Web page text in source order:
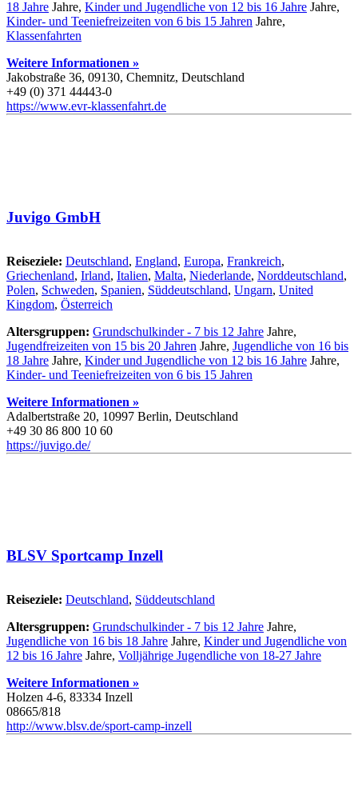
18 Jahre Jahre, Kinder und Jugendliche von 12 bis 16 Jahre Jahre,
Kinder- und Teeniefreizeiten von 6 bis 15 Jahren Jahre,
Klassenfahrten
Weitere Informationen »
Jakobstraße 36, 09130, Chemnitz, Deutschland
+49 (0) 371 44443-0
https://www.evr-klassenfahrt.de
Juvigo GmbH
Reiseziele: Deutschland, England, Europa, Frankreich,
Griechenland, Irland, Italien, Malta, Niederlande, Norddeutschland,
Polen, Schweden, Spanien, Süddeutschland, Ungarn, United
Kingdom, Österreich
Altersgruppen: Grundschulkinder - 7 bis 12 Jahre Jahre,
Jugendfreizeiten von 15 bis 20 Jahren Jahre, Jugendliche von 16 bis
18 Jahre Jahre, Kinder und Jugendliche von 12 bis 16 Jahre Jahre,
Kinder- und Teeniefreizeiten von 6 bis 15 Jahren
Weitere Informationen »
Adalbertstraße 20, 10997 Berlin, Deutschland
+49 30 86 800 10 60
https://juvigo.de/
BLSV Sportcamp Inzell
Reiseziele: Deutschland, Süddeutschland
Altersgruppen: Grundschulkinder - 7 bis 12 Jahre Jahre,
Jugendliche von 16 bis 18 Jahre Jahre, Kinder und Jugendliche von
12 bis 16 Jahre Jahre, Volljährige Jugendliche von 18-27 Jahre
Weitere Informationen »
Holzen 4-6, 83334 Inzell
08665/818
http://www.blsv.de/sport-camp-inzell